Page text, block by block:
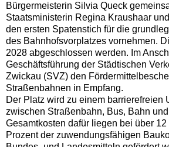
Bürgermeisterin Silvia Queck
Staatsministerin Regina Kraushaar
den ersten Spatenstich für die
des Bahnhofsvorplatzes vornehmen.
2028 abgeschlossen werden. Im
Geschäftsführung der Städtischen
Zwickau (SVZ) den
Straßenbahnen in Empfang.
Der Platz wird zu einem barrierefreien
zwischen Straßenbahn, Bus, Bahn
Gesamtkosten dafür liegen bei über
Prozent der zuwendungsfähigen